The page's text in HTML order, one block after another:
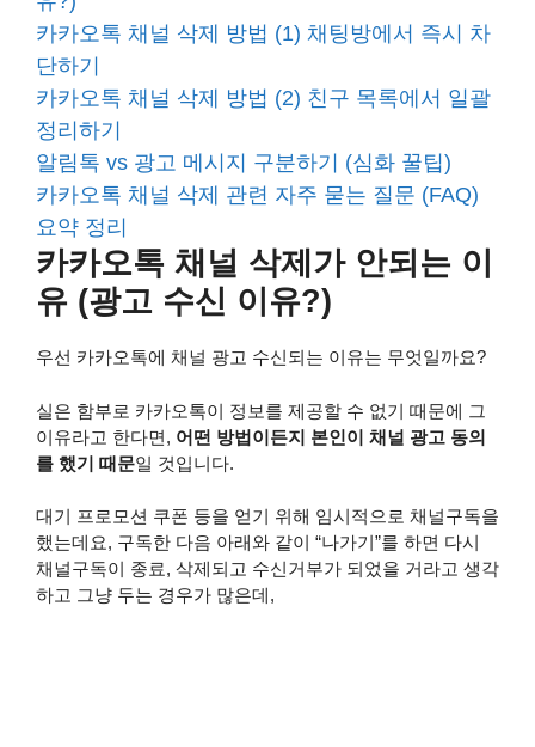
카카오톡 채널 삭제 방법 (1) 채팅방에서 즉시 차
단하기
카카오톡 채널 삭제 방법 (2) 친구 목록에서 일괄
정리하기
알림톡 vs 광고 메시지 구분하기 (심화 꿀팁)
카카오톡 채널 삭제 관련 자주 묻는 질문 (FAQ)
요약 정리
카카오톡 채널 삭제가 안되는 이
유 (광고 수신 이유?)
우선 카카오톡에 채널 광고 수신되는 이유는 무엇일까요?
실은 함부로 카카오톡이 정보를 제공할 수 없기 때문에 그
이유라고 한다면, 어떤 방법이든지 본인이 채널 광고 동의
를 했기 때문일 것입니다.
대기 프로모션 쿠폰 등을 얻기 위해 임시적으로 채널구독을
했는데요, 구독한 다음 아래와 같이 “나가기”를 하면 다시
채널구독이 종료, 삭제되고 수신거부가 되었을 거라고 생각
하고 그냥 두는 경우가 많은데,